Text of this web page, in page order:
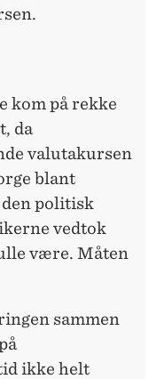
kom på rekke
da
valutakursen
blant
den politisk
vedtok
være. Måten
sammen
ikke helt